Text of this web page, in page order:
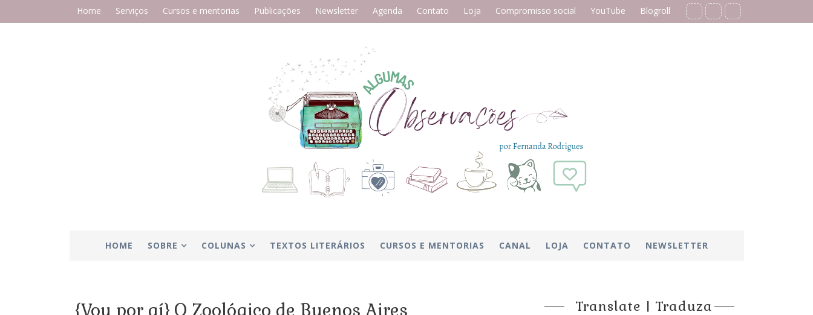
Home Serviços Cursos e mentorias Publicações Newsletter Agenda Contato Loja Compromisso social YouTube Blogroll
HOME SOBRE COLUNAS TEXTOS LITERÁRIOS CURSOS E MENTORIAS CANAL LOJA CONTATO NEWSLETTER
{Vou por aí} O Zoológico de Buenos Aires Translate | Traduza